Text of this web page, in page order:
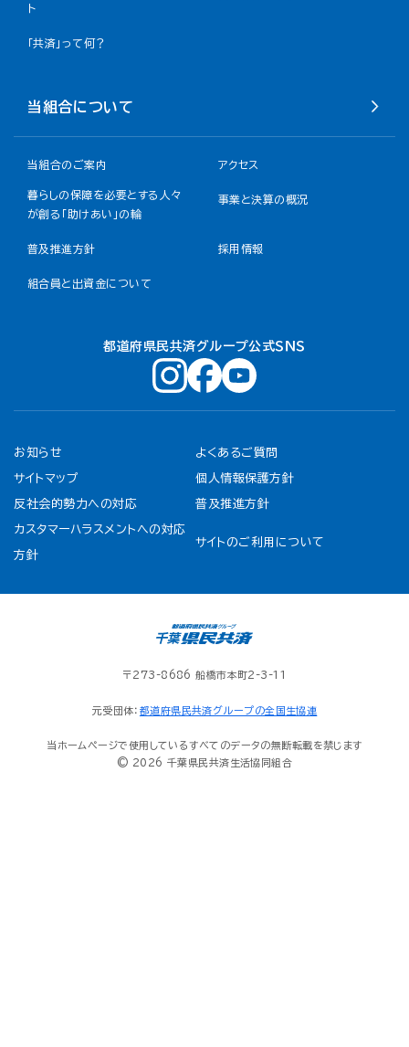
ト
「共済」って何？
当組合について
当組合のご案内 アクセス
暮らしの保障を必要とする人々
が創る「助けあい」の輪
事業と決算の概況
普及推進方針 採用情報
組合員と出資金について
都道府県民共済グループ公式ＳＮＳ
お知らせ よくあるご質問
サイトマップ 個人情報保護方針
反社会的勢力への対応 普及推進方針
カスタマーハラスメントへの対応
方針
サイトのご利用について
〒273-8686 船橋市本町2-3-11
元受団体： 都道府県民共済グループの全国生協連
当ホームページで使用しているすべてのデータの無断転載を禁じます
© 2026 千葉県民共済生活協同組合